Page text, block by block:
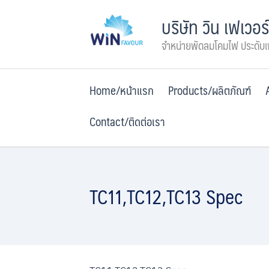
บริษัท วิน เฟเวอ
จำหน่ายพัดลมโคมไฟ ประดับ
Home/หน้าแรก Products/ผลิตภัณฑ์
Contact/ติดต่อเรา
TC11,TC12,TC13 Spec